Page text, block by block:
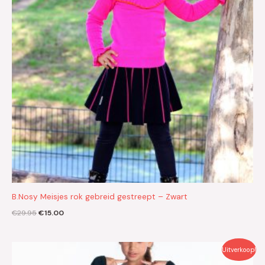
B.Nosy Meisjes rok gebreid gestreept – Zwart
€29.95€15.00
Uitverkoop!